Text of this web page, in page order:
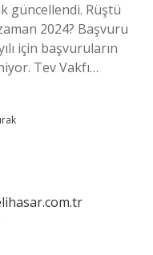
güncellendi. Rüştü
2024? Başvuru
için başvuruların
Tev Vakfı…